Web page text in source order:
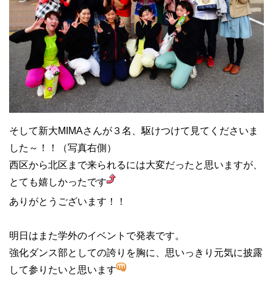
そして新大MIMAさんが３名、駆けつけて見てくださいま
した～！！（写真右側）
西区から北区まで来られるには大変だったと思いますが、
とても嬉しかったです
ありがとうございます！！
明日はまた学外のイベントで発表です。
強化ダンス部としての誇りを胸に、思いっきり元気に披露
して参りたいと思います